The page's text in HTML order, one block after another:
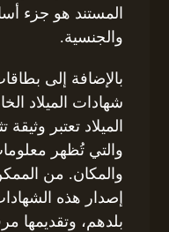
المستند هو جزء
والجنسية.
بالإضافة إلى
شهادات الميلاد
الميلاد تعتبر
والتي تُظهر
والمكان. من
إصدار هذه
بلدهم، وتقديمها